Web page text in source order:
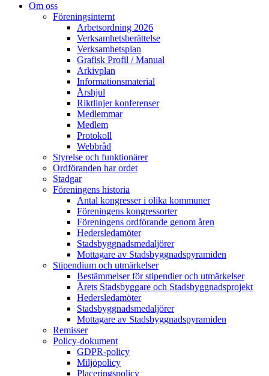
Om oss
Föreningsinternt
Arbetsordning 2026
Verksamhetsberättelse
Verksamhetsplan
Grafisk Profil / Manual
Arkivplan
Informationsmaterial
Årshjul
Riktlinjer konferenser
Medlemmar
Medlem
Protokoll
Webbråd
Styrelse och funktionärer
Ordföranden har ordet
Stadgar
Föreningens historia
Antal kongresser i olika kommuner
Föreningens kongressorter
Föreningens ordförande genom åren
Hedersledamöter
Stadsbyggnadsmedaljörer
Mottagare av Stadsbyggnadspyramiden
Stipendium och utmärkelser
Bestämmelser för stipendier och utmärkelser
Årets Stadsbyggare och Stadsbyggnadsprojekt
Hedersledamöter
Stadsbyggnadsmedaljörer
Mottagare av Stadsbyggnadspyramiden
Remisser
Policy-dokument
GDPR-policy
Miljöpolicy
Placeringspolicy